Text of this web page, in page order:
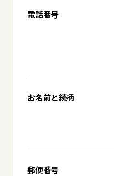
電話番号
お名前と続柄
郵便番号